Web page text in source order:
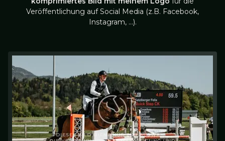
Veröffentlichung auf Social Media (z.B. Facebook,
Instagram, …).